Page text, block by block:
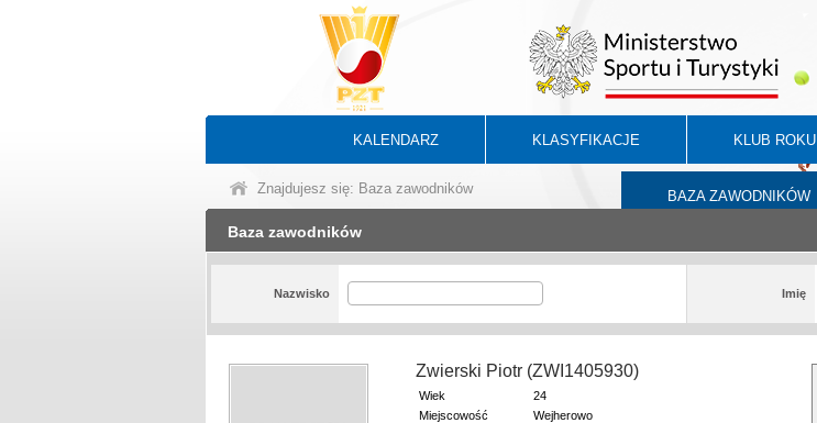
KALENDARZ KLASYFIKACJE KLUB ROKU
BAZA ZAWODNIKÓW
Znajdujesz się: Baza zawodników
Baza zawodników
Nazwisko Imię
Zwierski Piotr (ZWI1405930)
Wiek
24
Miejscowość
Wejherowo